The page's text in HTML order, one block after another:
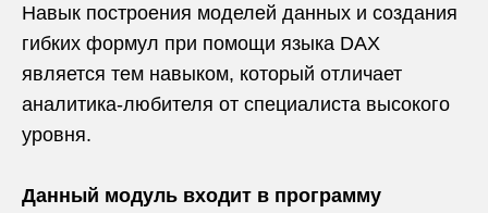
Навык построения моделей данных и создания
гибких формул при помощи языка DAX
является тем навыком, который отличает
аналитика-любителя от специалиста высокого
уровня.
Данный модуль входит в программу